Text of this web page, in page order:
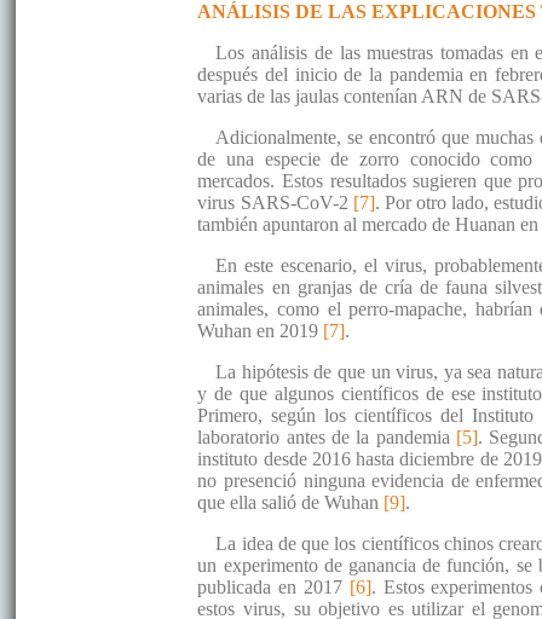
ANÁLISIS DE LAS EXPLICACIONES
Los análisis de las muestras tomadas
después del inicio de la pandemia en
varias de las jaulas contenían ARN de
Adicionalmente, se encontró que
de una especie de zorro conocido como
mercados. Estos resultados sugieren que
virus SARS-CoV-2 [7]. Por otro lado,
también apuntaron al mercado de Huanan
En este escenario, el virus,
animales en granjas de cría de fauna
animales, como el perro-mapache,
Wuhan en 2019 [7].
La hipótesis de que un virus, ya sea
y de que algunos científicos de ese
Primero, según los científicos del
laboratorio antes de la pandemia [5].
instituto desde 2016 hasta diciembre de
no presenció ninguna evidencia de
que ella salió de Wuhan [9].
La idea de que los científicos chinos
un experimento de ganancia de función, se
publicada en 2017 [6]. Estos
estos virus, su objetivo es utilizar el